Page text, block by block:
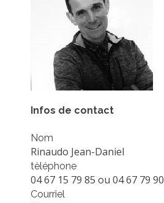
PLATEFORMES EXPÉRIMENTALES
IMPLANTATIONS GÉOGRAPHIQUES
PROJETS EN COURS
PROJETS TERMINÉS
FORMATION
MASTER
INGÉNIEUR
FORMATION CONTINUE
Infos de contact
Nom
Rinaudo Jean-Daniel
tèléphone
04 67 15 79 85 ou 04 67 79 90
Courriel